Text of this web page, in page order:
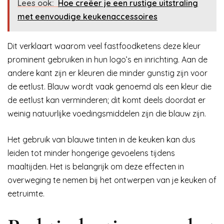
Lees ook: Hoe creëer je een rustige uitstraling
met eenvoudige keukenaccessoires
Dit verklaart waarom veel fastfoodketens deze kleur
prominent gebruiken in hun logo’s en inrichting. Aan de
andere kant zijn er kleuren die minder gunstig zijn voor
de eetlust. Blauw wordt vaak genoemd als een kleur die
de eetlust kan verminderen; dit komt deels doordat er
weinig natuurlijke voedingsmiddelen zijn die blauw zijn.
Het gebruik van blauwe tinten in de keuken kan dus
leiden tot minder hongerige gevoelens tijdens
maaltijden. Het is belangrijk om deze effecten in
overweging te nemen bij het ontwerpen van je keuken of
eetruimte.